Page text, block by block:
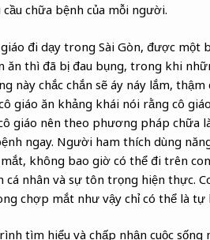
chữa bệnh của mỗi người.
đi dạy trong Sài Gòn, được một
ăn thì đã bị đau bụng, trong khi
này chắc chắn sẽ áy náy lắm,
giáo ăn khảng khái nói rằng cô
giáo nên theo phương pháp chữa
ngay. Người ham thích dùng
không bao giờ có thể đi trên
cá nhân và sự tôn trọng hiện thực.
chợp mắt như vậy chỉ có thể là
tìm hiểu và chấp nhận cuộc